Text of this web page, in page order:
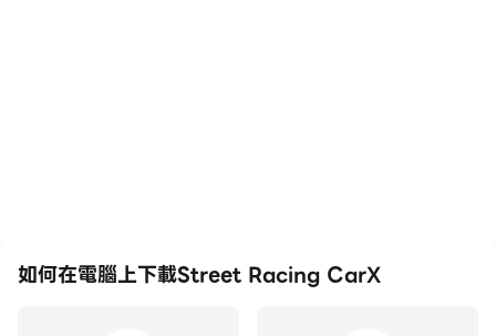
如何在電腦上下載Street Racing CarX